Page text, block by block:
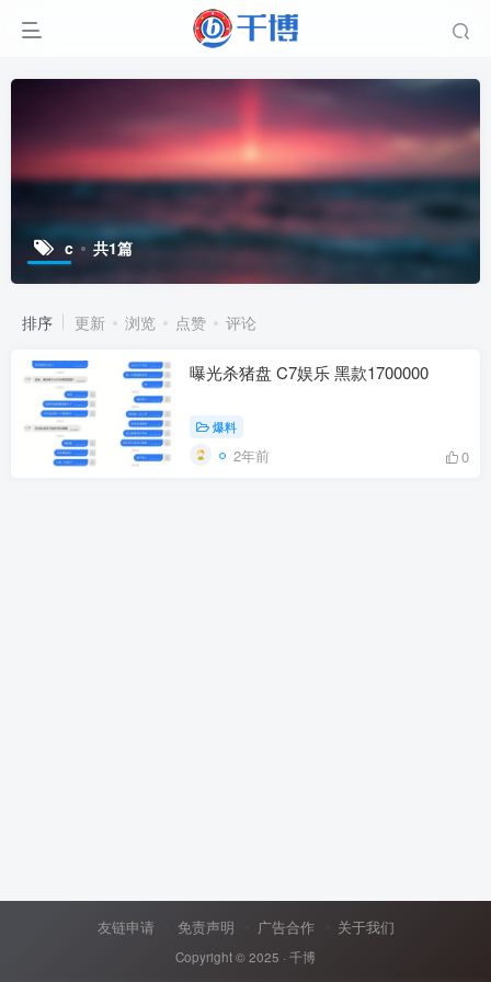
c 共1篇
排序 更新 浏览 点赞 评论
曝光杀猪盘 C7娱乐 黑款1700000
爆料
2年前 0
友链申请 免责声明 广告合作 关于我们
Copyright © 2025 · 千博